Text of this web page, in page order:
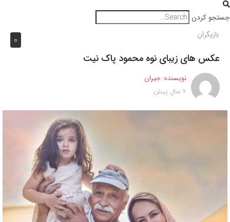
جستجو کردن
0 بازیگران
عکس های زیبای نوه محمود پاک نیت
نویسنده: جیران
6 سال پیش